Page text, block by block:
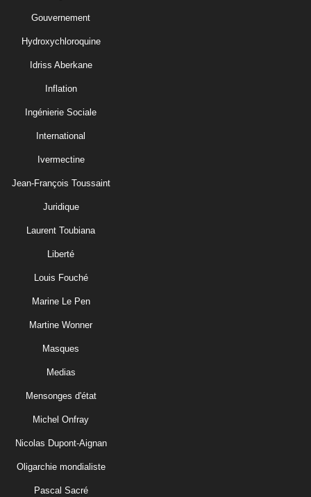
Gouvernement
Hydroxychloroquine
Idriss Aberkane
Inflation
Ingénierie Sociale
International
Ivermectine
Jean-François Toussaint
Juridique
Laurent Toubiana
Liberté
Louis Fouché
Marine Le Pen
Martine Wonner
Masques
Medias
Mensonges d'état
Michel Onfray
Nicolas Dupont-Aignan
Oligarchie mondialiste
Pascal Sacré